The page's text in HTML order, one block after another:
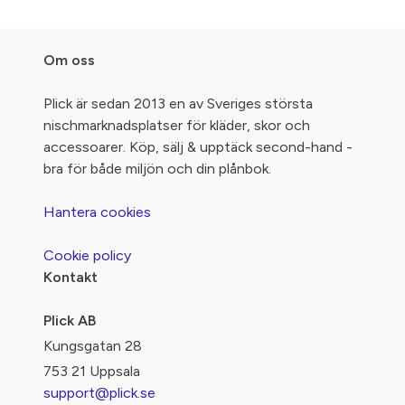
Om oss
Plick är sedan 2013 en av Sveriges största
nischmarknadsplatser för kläder, skor och
accessoarer. Köp, sälj & upptäck second-hand -
bra för både miljön och din plånbok.
Hantera cookies
Cookie policy
Kontakt
Plick AB
Kungsgatan 28
753 21 Uppsala
support@plick.se